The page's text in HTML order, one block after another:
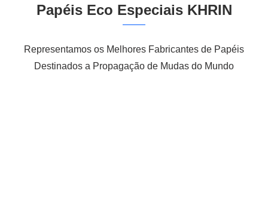
Papéis Eco Especiais KHRIN
Representamos os Melhores Fabricantes de Papéis
Destinados a Propagação de Mudas do Mundo